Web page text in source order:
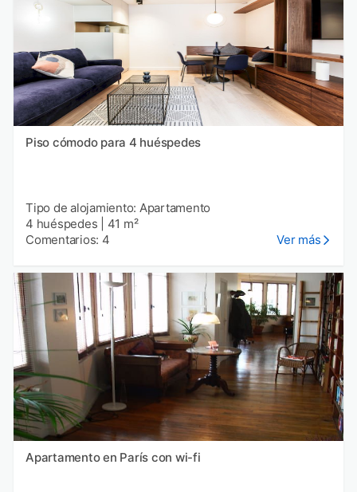
Piso cómodo para 4 huéspedes
Tipo de alojamiento: Apartamento
4 huéspedes
41 m²
Comentarios: 4
Ver más
Apartamento en París con wi-fi